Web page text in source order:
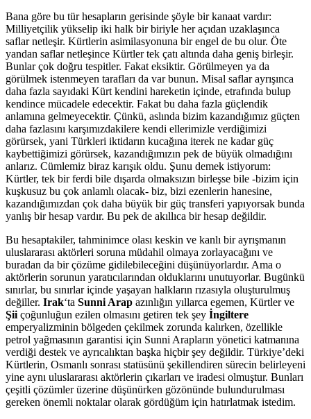
Bana göre bu tür hesapların gerisinde şöyle bir kanaat vardır:
Milliyetçilik yükselip iki halk bir biriyle her açıdan uzaklaşınca
saflar netleşir. Kürtlerin asimilasyonuna bir engel de bu olur. Öte
yandan saflar netleşince Kürtler tek çatı altında daha geniş birleşir.
Bunlar çok doğru tespitler. Fakat eksiktir. Görülmeyen ya da
görülmek istenmeyen tarafları da var bunun. Misal saflar ayrışınca
daha fazla sayıdaki Kürt kendini hareketin içinde, etrafında bulup
kendince mücadele edecektir. Fakat bu daha fazla güçlendik
anlamına gelmeyecektir. Çünkü, aslında bizim kazandığımız güçten
daha fazlasını karşımızdakilere kendi ellerimizle verdiğimizi
görürsek, yani Türkleri iktidarın kucağına iterek ne kadar güç
kaybettiğimizi görürsek, kazandığımızın pek de büyük olmadığını
anlarız. Cümlemiz biraz karışık oldu. Şunu demek istiyorum:
Kürtler, tek bir ferdi bile dışarda olmaksızın birleşse bile -bizim için
kuşkusuz bu çok anlamlı olacak- biz, bizi ezenlerin hanesine,
kazandığımızdan çok daha büyük bir güç transferi yapıyorsak bunda
yanlış bir hesap vardır. Bu pek de akıllıca bir hesap değildir.
Bu hesaptakiler, tahminimce olası keskin ve kanlı bir ayrışmanın
uluslararası aktörleri soruna müdahil olmaya zorlayacağını ve
buradan da bir çözüme gidilebileceğini düşünüyorlardır. Ama o
aktörlerin sorunun yaratıcılarından olduklarını unutuyorlar. Bugünkü
sınırlar, bu sınırlar içinde yaşayan halkların rızasıyla oluşturulmuş
değiller. Irak‘ta Sunni Arap azınlığın yıllarca egemen, Kürtler ve
Şii çoğunluğun ezilen olmasını getiren tek şey İngiltere
emperyalizminin bölgeden çekilmek zorunda kalırken, özellikle
petrol yağmasının garantisi için Sunni Arapların yönetici katmanına
verdiği destek ve ayrıcalıktan başka hiçbir şey değildir. Türkiye’deki
Kürtlerin, Osmanlı sonrası statüsünü şekillendiren sürecin belirleyeni
yine aynı uluslararası aktörlerin çıkarları ve iradesi olmuştur. Bunları
çeşitli çözümler üzerine düşünürken gözönünde bulundurulması
gereken önemli noktalar olarak gördüğüm için hatırlatmak istedim.